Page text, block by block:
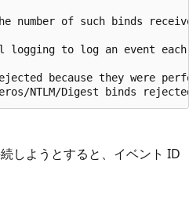
number of such binds
logging to log an event
because they were
しようとすると、イベント ID